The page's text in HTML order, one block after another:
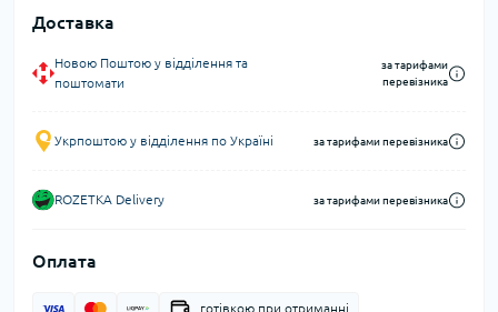
Доставка
Новою Поштою у відділення та
поштомати
за тарифами
перевізника
Укрпоштою у відділення по Україні за тарифами перевізника
ROZETKA Delivery за тарифами перевізника
Оплата
готівкою при отриманні